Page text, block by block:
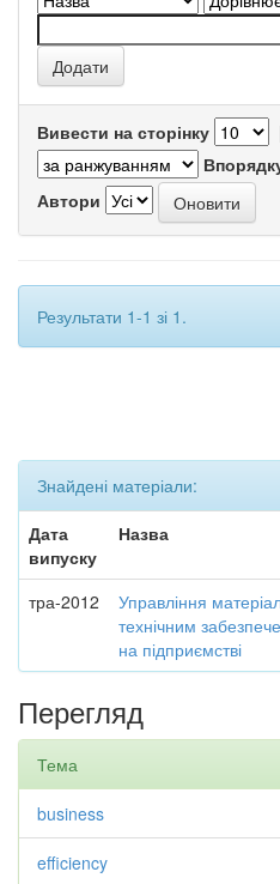
Вивести на сторінку
Автори
Результати 1-1 зі 1.
Знайдені матеріали:
Дата
випуску
Назва
тра-2012
Управління
технічним
на підприємстві
Перегляд
Тема
business
efficiency